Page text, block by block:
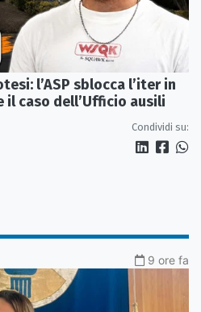
l’ASP sblocca l’iter in
il caso dell’Ufficio ausili
Condividi su:
9 ore fa